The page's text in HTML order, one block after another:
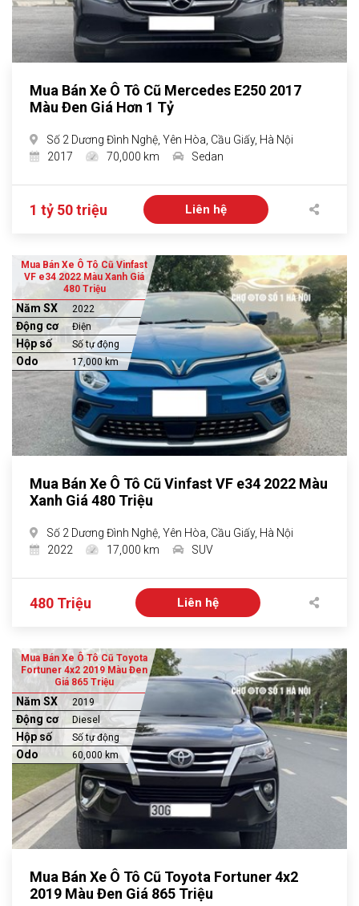
Mua Bán Xe Ô Tô Cũ Mercedes E250 2017
Màu Đen Giá Hơn 1 Tỷ
Số 2 Dương Đình Nghệ, Yên Hòa, Cầu Giấy, Hà Nội
2017
70,000 km Sedan
1 tỷ 50 triệu Liên hệ
Mua Bán Xe Ô Tô Cũ Vinfast
VF e34 2022 Màu Xanh Giá
480 Triệu
Năm SX 2022
Động cơ Điện
Hộp số Số tự động
Odo 17,000 km
Mua Bán Xe Ô Tô Cũ Vinfast VF e34 2022 Màu
Xanh Giá 480 Triệu
Số 2 Dương Đình Nghệ, Yên Hòa, Cầu Giấy, Hà Nội
2022
17,000 km SUV
480 Triệu Liên hệ
Mua Bán Xe Ô Tô Cũ Toyota
Fortuner 4x2 2019 Màu Đen
Giá 865 Triệu
Năm SX 2019
Động cơ Diesel
Hộp số Số tự động
Odo 60,000 km
Mua Bán Xe Ô Tô Cũ Toyota Fortuner 4x2
2019 Màu Đen Giá 865 Triệu